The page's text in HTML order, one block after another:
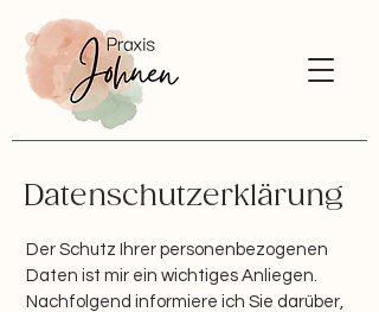
Datenschutzerklärung
Der Schutz Ihrer personenbezogenen
Daten ist mir ein wichtiges Anliegen.
Nachfolgend informiere ich Sie darüber,